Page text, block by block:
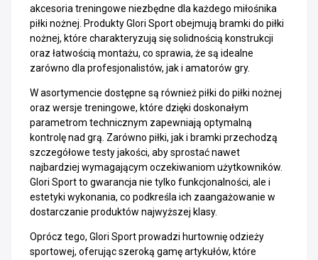
akcesoria treningowe niezbędne dla każdego miłośnika
piłki nożnej. Produkty Glori Sport obejmują bramki do piłki
nożnej, które charakteryzują się solidnością konstrukcji
oraz łatwością montażu, co sprawia, że są idealne
zarówno dla profesjonalistów, jak i amatorów gry.
W asortymencie dostępne są również piłki do piłki nożnej
oraz wersje treningowe, które dzięki doskonałym
parametrom technicznym zapewniają optymalną
kontrolę nad grą. Zarówno piłki, jak i bramki przechodzą
szczegółowe testy jakości, aby sprostać nawet
najbardziej wymagającym oczekiwaniom użytkowników.
Glori Sport to gwarancja nie tylko funkcjonalności, ale i
estetyki wykonania, co podkreśla ich zaangażowanie w
dostarczanie produktów najwyższej klasy.
Oprócz tego, Glori Sport prowadzi hurtownię odzieży
sportowej, oferując szeroką gamę artykułów, które